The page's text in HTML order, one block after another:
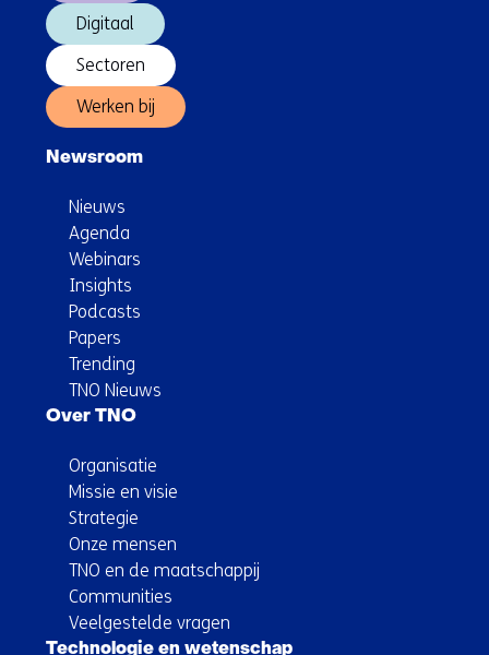
Digitaal
Sectoren
Werken bij
Newsroom
Nieuws
Agenda
Webinars
Insights
Podcasts
Papers
Trending
TNO Nieuws
Over TNO
Organisatie
Missie en visie
Strategie
Onze mensen
TNO en de maatschappij
Communities
Veelgestelde vragen
Technologie en wetenschap